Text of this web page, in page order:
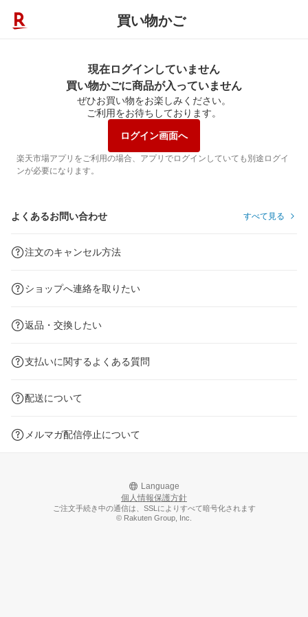
買い物かご
現在ログインしていません
買い物かごに商品が入っていません
ぜひお買い物をお楽しみください。
ご利用をお待ちしております。
ログイン画面へ
楽天市場アプリをご利用の場合、アプリでログインしていても別途ログイ
ンが必要になります。
よくあるお問い合わせ すべて見る
注文のキャンセル方法
ショップへ連絡を取りたい
返品・交換したい
支払いに関するよくある質問
配送について
メルマガ配信停止について
Language
個人情報保護方針
ご注文手続き中の通信は、SSLによりすべて暗号化されます
© Rakuten Group, Inc.